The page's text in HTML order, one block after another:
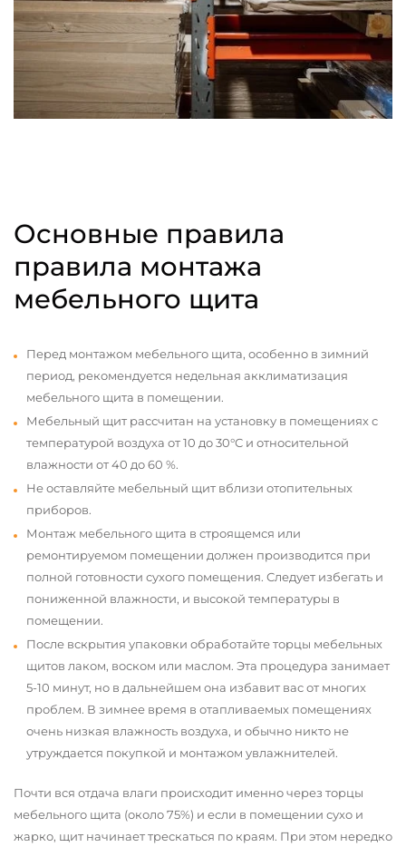
Основные правила
правила монтажа
мебельного щита
Перед монтажом мебельного щита, особенно в зимний
период, рекомендуется недельная акклиматизация
мебельного щита в помещении.
Мебельный щит рассчитан на установку в помещениях с
температурой воздуха от 10 до 30°С и относительной
влажности от 40 до 60 %.
Не оставляйте мебельный щит вблизи отопительных
приборов.
Монтаж мебельного щита в строящемся или
ремонтируемом помещении должен производится при
полной готовности сухого помещения. Следует избегать и
пониженной влажности, и высокой температуры в
помещении.
После вскрытия упаковки обработайте торцы мебельных
щитов лаком, воском или маслом. Эта процедура занимает
5-10 минут, но в дальнейшем она избавит вас от многих
проблем. В зимнее время в отапливаемых помещениях
очень низкая влажность воздуха, и обычно никто не
утруждается покупкой и монтажом увлажнителей.
Почти вся отдача влаги происходит именно через торцы
мебельного щита (около 75%) и если в помещении сухо и
жарко, щит начинает трескаться по краям. При этом нередко